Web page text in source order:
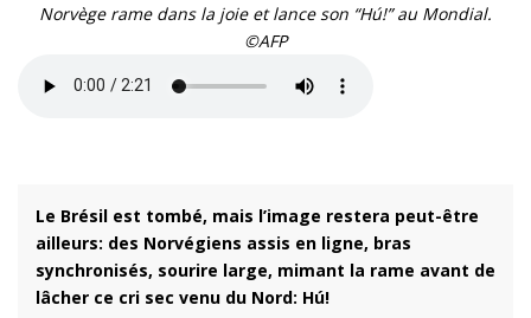
Norvège rame dans la joie et lance son “Hú!” au Mondial.
©AFP
Le Brésil est tombé, mais l’image restera peut-être
ailleurs: des Norvégiens assis en ligne, bras
synchronisés, sourire large, mimant la rame avant de
lâcher ce cri sec venu du Nord: Hú!